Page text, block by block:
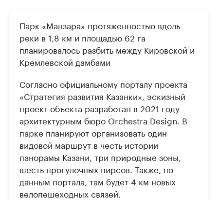
Парк «Манзара» протяженностью вдоль
реки в 1,8 км и площадью 62 га
планировалось разбить между Кировской и
Кремлевской дамбами
Согласно официальному порталу проекта
«Стратегия развития Казанки», эскизный
проект объекта разработан в 2021 году
архитектурным бюро Orchestra Design. В
парке планируют организовать один
видовой маршрут в честь истории
панорамы Казани, три природные зоны,
шесть прогулочных пирсов. Также, по
данным портала, там будет 4 км новых
велопешеходных связей.